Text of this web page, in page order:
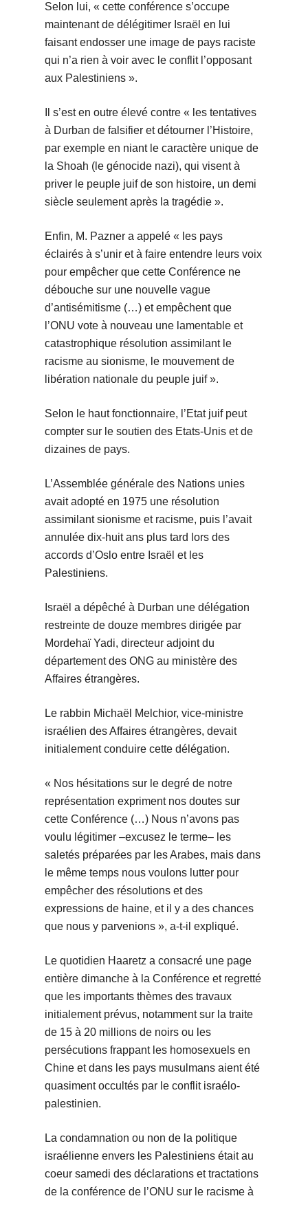
Selon lui, « cette conférence s’occupe
maintenant de délégitimer Israël en lui
faisant endosser une image de pays raciste
qui n’a rien à voir avec le conflit l’opposant
aux Palestiniens ».
Il s’est en outre élevé contre « les tentatives
à Durban de falsifier et détourner l’Histoire,
par exemple en niant le caractère unique de
la Shoah (le génocide nazi), qui visent à
priver le peuple juif de son histoire, un demi
siècle seulement après la tragédie ».
Enfin, M. Pazner a appelé « les pays
éclairés à s’unir et à faire entendre leurs voix
pour empêcher que cette Conférence ne
débouche sur une nouvelle vague
d’antisémitisme (…) et empêchent que
l’ONU vote à nouveau une lamentable et
catastrophique résolution assimilant le
racisme au sionisme, le mouvement de
libération nationale du peuple juif ».
Selon le haut fonctionnaire, l’Etat juif peut
compter sur le soutien des Etats-Unis et de
dizaines de pays.
L’Assemblée générale des Nations unies
avait adopté en 1975 une résolution
assimilant sionisme et racisme, puis l’avait
annulée dix-huit ans plus tard lors des
accords d’Oslo entre Israël et les
Palestiniens.
Israël a dépêché à Durban une délégation
restreinte de douze membres dirigée par
Mordehaï Yadi, directeur adjoint du
département des ONG au ministère des
Affaires étrangères.
Le rabbin Michaël Melchior, vice-ministre
israélien des Affaires étrangères, devait
initialement conduire cette délégation.
« Nos hésitations sur le degré de notre
représentation expriment nos doutes sur
cette Conférence (…) Nous n’avons pas
voulu légitimer –excusez le terme– les
saletés préparées par les Arabes, mais dans
le même temps nous voulons lutter pour
empêcher des résolutions et des
expressions de haine, et il y a des chances
que nous y parvenions », a-t-il expliqué.
Le quotidien Haaretz a consacré une page
entière dimanche à la Conférence et regretté
que les importants thèmes des travaux
initialement prévus, notamment sur la traite
de 15 à 20 millions de noirs ou les
persécutions frappant les homosexuels en
Chine et dans les pays musulmans aient été
quasiment occultés par le conflit israélo-
palestinien.
La condamnation ou non de la politique
israélienne envers les Palestiniens était au
coeur samedi des déclarations et tractations
de la conférence de l’ONU sur le racisme à